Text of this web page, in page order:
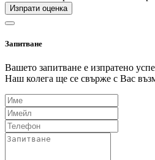
Изпрати оценка
Запитване
Вашето запитване е изпратено
Наш колега ще се свърже с Вас